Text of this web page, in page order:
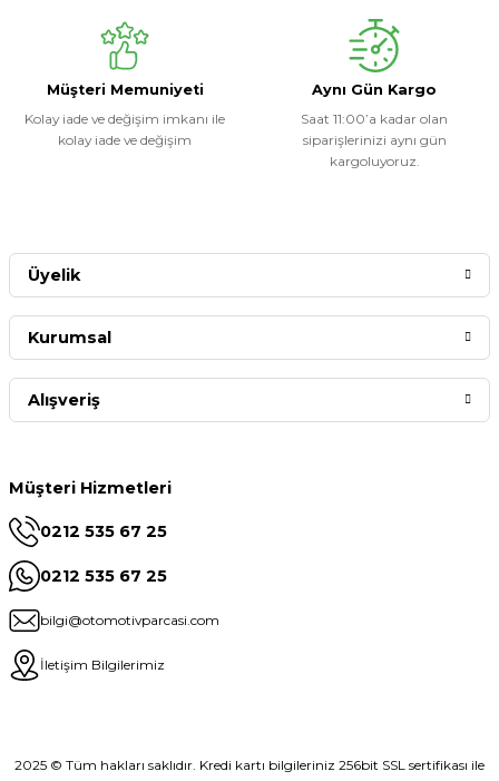
Müşteri Memuniyeti
Kolay iade ve değişim imkanı ile
kolay iade ve değişim
Aynı Gün Kargo
Saat 11:00’a kadar olan
siparişlerinizi aynı gün
kargoluyoruz.
Müşteri Hizmetleri
0212 535 67 25
0212 535 67 25
bilgi@otomotivparcasi.com
İletişim Bilgilerimiz
Üyelik
Kurumsal
Alışveriş
2025 © Tüm hakları saklıdır. Kredi kartı bilgileriniz 256bit SSL sertifikası ile